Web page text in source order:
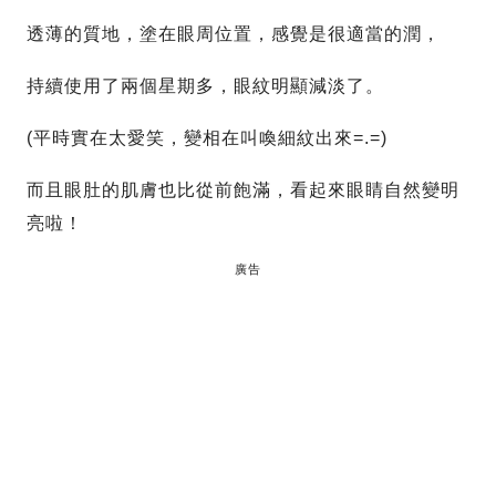
透薄的質地，塗在眼周位置，感覺是很適當的潤，
持續使用了兩個星期多，眼紋明顯減淡了。
(平時實在太愛笑，變相在叫喚細紋出來=.=)
而且眼肚的肌膚也比從前飽滿，看起來眼睛自然變明
亮啦！
廣告